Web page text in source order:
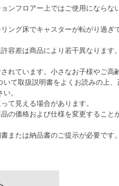
ンフロアー上ではご使用にならな
ング床でキャスターが転がり過ぎ
容差は商品により若干異なります
れています。小さなお子様やご高
て取扱説明書をよくお読みの上
。
て見える場合があります。
の価格および仕様を変更すること
または納品書のご提示が必要です。